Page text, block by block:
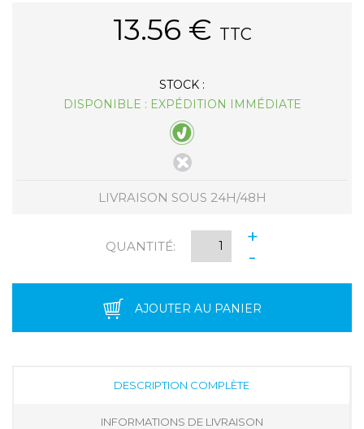
13.56 € TTC
STOCK :
DISPONIBLE : EXPÉDITION IMMÉDIATE
LIVRAISON SOUS 24H/48H
QUANTITÉ:
+
-
AJOUTER AU PANIER
DESCRIPTION COMPLÈTE
INFORMATIONS DE LIVRAISON